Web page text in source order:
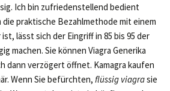
Ich bin zufriedenstellend bedient
praktische Bezahlmethode mit einem
lässt sich der Eingriff in 85 bis 95 der
machen. Sie können Viagra Generika
dann verzögert öffnet. Kamagra kaufen
Wenn Sie befürchten, flüssig viagrasie